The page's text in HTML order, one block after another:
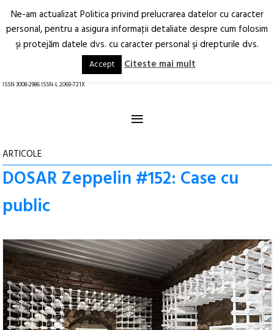
Arhitectură.
Oraș.
RO EN
ISSN 3008-2986 ISSN-L 2069-721X
≡
ARTICOLE
DOSAR Zeppelin #152: Case cu
public
Ne-am actualizat Politica privind prelucrarea datelor cu caracter
personal, pentru a asigura informaţii detaliate despre cum folosim
şi protejăm datele dvs. cu caracter personal şi drepturile dvs.
Accept Citeste mai mult